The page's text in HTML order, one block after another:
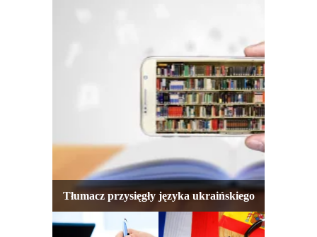
Tłumacz przysięgły języka ukraińskiego